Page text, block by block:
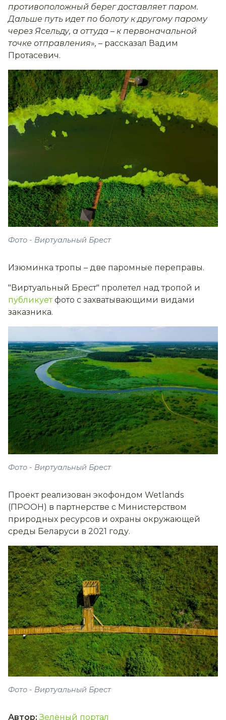
противоположный берег доставляет паром.
Дальше путь идет по болоту к другому парому
через Ясельду, а оттуда – к первоначальной
точке отправления», – рассказал Вадим
Протасевич.
Фото - Виртуальный Брест
Изюминка тропы – две паромные переправы.
"Виртуальный Брест" пролетел над тропой и
публикуетфото с захватывающими видами
заказника.
Фото - Виртуальный Брест
Проект реализован экофондом Wetlands
(ПРООН) в партнерстве с Министерством
природных ресурсов и охраны окружающей
среды Беларуси в 2021 году.
Фото - Виртуальный Брест
Автор: Зелёный портал